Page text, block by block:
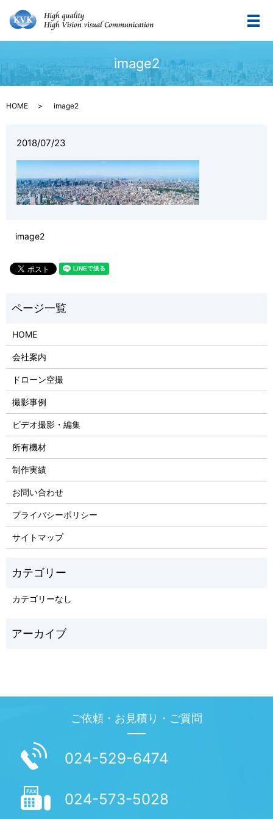
メ
image2
HOME image2
2018/07/23
image2
HOME
会社案内
ドローン空撮
撮影事例
ビデオ撮影・編集
所有機材
制作実績
お問い合わせ
プライバシーポリシー
サイトマップ
カテゴリーなし
ご依頼・お見積り・ご質問
024-529-6474
024-573-5028